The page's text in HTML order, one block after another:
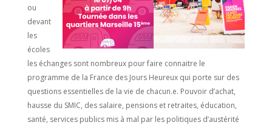
ou
devant
les
écoles
les échanges sont nombreux pour faire connaitre le
programme de la France des Jours Heureux qui porte sur des
questions essentielles de la vie de chacun.e. Pouvoir d’achat,
hausse du SMIC, des salaire, pensions et retraites, éducation,
santé, services publics mis à mal par les politiques d’austérité